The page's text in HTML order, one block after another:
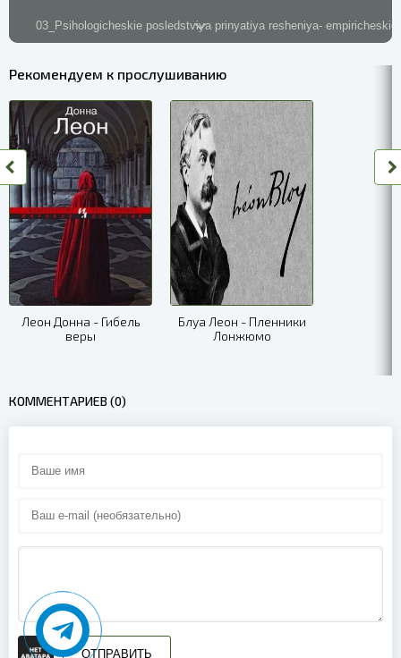
03_Psihologicheskie posledstviya prinyatiya resheniya- empiricheskie
05_Effekty vynuzhdennogo soglasiya - empiricheskie dannye
06_Proizvolnoe i neproizvolnoe znakomstvo s novoy informatsiey-
07_Proizvolnoe i neproizvolnoe poluchenie informatsii- empiricheskie
08_Rol sotsialnoy podderzhki- teoriya
09_Rol sotsialnoy podderzhki- empiricheskie dannye o protsessah
10_Rol sotsialnoy podderzhki- empiricheskie dannye o massovyh
Рекомендуем к прослушиванию
Леон Донна - Гибель
веры
Блуа Леон - Пленники
Лонжюмо
КОММЕНТАРИЕВ (0)
ОТПРАВИТЬ